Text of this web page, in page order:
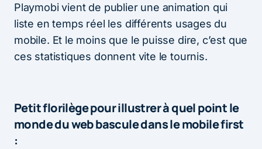
Playmobi vient de publier une animation qui
liste en temps réel les différents usages du
mobile. Et le moins que le puisse dire, c’est que
ces statistiques donnent vite le tournis.
Petit florilège pour illustrer à quel point le
monde du web bascule dans le mobile first
: